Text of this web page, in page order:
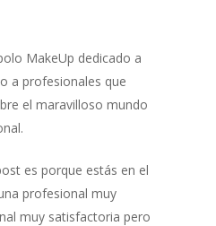
MakeUp dedicado a
a profesionales que
el maravilloso mundo
es porque estás en el
profesional muy
muy satisfactoria pero